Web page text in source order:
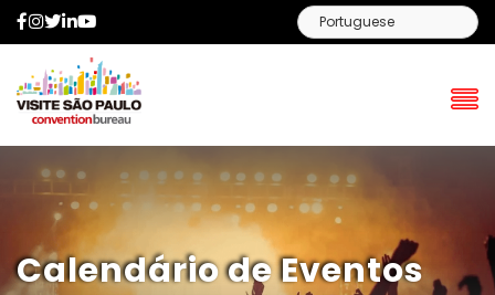
Facebook
Instagram
Twitter
LinkedIn
Calendário de Eventos